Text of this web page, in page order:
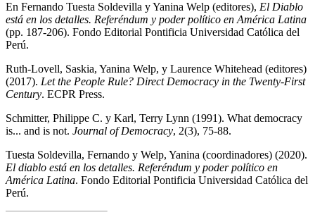
En Fernando Tuesta Soldevilla y Yanina Welp (editores), El Diablo
está en los detalles. Referéndum y poder político en América Latina
(pp. 187-206). Fondo Editorial Pontificia Universidad Católica del
Perú.
Ruth-Lovell, Saskia, Yanina Welp, y Laurence Whitehead (editores)
(2017). Let the People Rule? Direct Democracy in the Twenty-First
Century. ECPR Press.
Schmitter, Philippe C. y Karl, Terry Lynn (1991). What democracy
is... and is not. Journal of Democracy, 2(3), 75-88.
Tuesta Soldevilla, Fernando y Welp, Yanina (coordinadores) (2020).
El diablo está en los detalles. Referéndum y poder político en
América Latina. Fondo Editorial Pontificia Universidad Católica del
Perú.